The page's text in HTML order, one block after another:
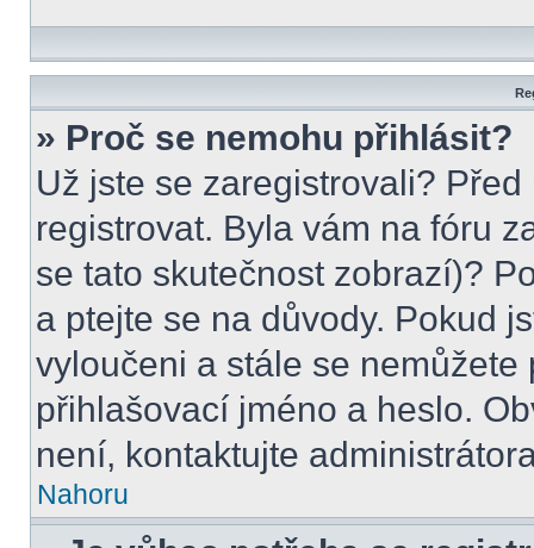
» Proč se nemohu přihlásit?
Už jste se zaregistrovali?
registrovat. Byla vám na fóru
se tato skutečnost zobrazí)?
a ptejte se na důvody. Pokud
vyloučeni a stále se
přihlašovací jméno a heslo.
není, kontaktujte
Nahoru